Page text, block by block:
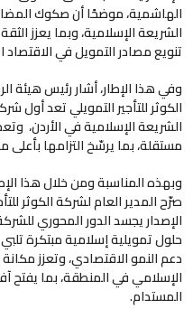
الهاشمية، موضحًا أن صكوك
الشريعة الإسلامية، وبما يعزز
تنويع مصادر التمويل في الاقتصاد
وفي هذا الإطار، أشار رئيس هيئة
الكوثر للتأجير التمويلي تعد أول
الشريعة الإسلامية في الأردن،
مستقلة، بما يرسّخ التزامها
وبهذه المناسبة ومن خلال هذا
صرّح المدير العام لشركة الكوثر
الإصدار يجسد الدور المحوري
حلول تمويلية إسلامية مبتكرة
دعم النمو الاقتصادي، وتعزز
الإسلامي في المنطقة، بما يفتح
المستدام.